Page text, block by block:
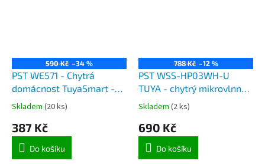
590 Kč –34 %
PST WE571 - Chytrá
domácnost TuyaSmart -
osobní SOS tlačítko
Skladem (20 ks)
387 Kč
Do košíku
788 Kč –12 %
PST WSS-HP03WH-U
TUYA - chytrý mikrovlnný
detektor přítomnosti osob,
Wi-Fi připojení, aplikace
Tuya Smart
Skladem (2 ks)
690 Kč
Do košíku